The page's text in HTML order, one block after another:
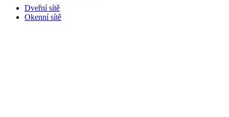
Dveřní sítě
Okenní sítě